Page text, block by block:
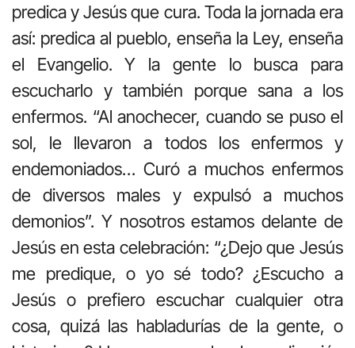
predica y Jesús que cura. Toda la jornada era
así: predica al pueblo, enseña la Ley, enseña
el Evangelio. Y la gente lo busca para
escucharlo y también porque sana a los
enfermos. “Al anochecer, cuando se puso el
sol, le llevaron a todos los enfermos y
endemoniados… Curó a muchos enfermos
de diversos males y expulsó a muchos
demonios”. Y nosotros estamos delante de
Jesús en esta celebración: “¿Dejo que Jesús
me predique, o yo sé todo? ¿Escucho a
Jesús o prefiero escuchar cualquier otra
cosa, quizá las habladurías de la gente, o